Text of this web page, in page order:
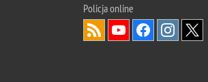
Policjaonline